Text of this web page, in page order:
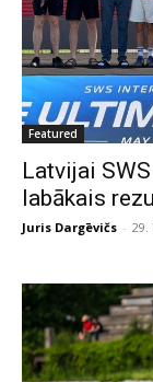
Featured
Latvijai
labākais
Juris Dargēvičs - 29.